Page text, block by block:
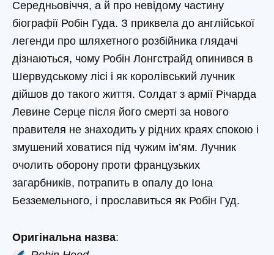
Середньовіччя, а й про невідому частину
біографії Робін Гуда. З приквела до англійської
легенди про шляхетного розбійника глядачі
дізнаються, чому Робін Лонгстрайд опинився в
Шервудському лісі і як королівський лучник
дійшов до такого життя. Солдат з армії Річарда
Левине Серце після його смерті за нового
правителя не знаходить у рідних краях спокою і
змушений ховатися під чужим ім’ям. Лучник
очолить оборону проти французьких
загарбників, потрапить в опалу до Іона
Безземельного, і прославиться як Робін Гуд.
Оригінальна назва: